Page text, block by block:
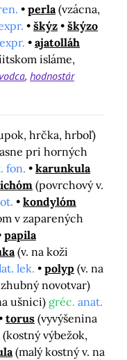
perla (vzácna,
škýz
škýzo
ajatolláh
isláme,
vodca hodnostár
hrčka, hrboľ)
pri horných
fon.
karunkula
(povrchový v.
kondylóm
v zaparených
papila
(v. na koži
lek. polyp (v. na
novotvar)
ušnici) gréc. anat.
torus (vyvýšenina
(kostný výbežok,
(malý kostný v. na